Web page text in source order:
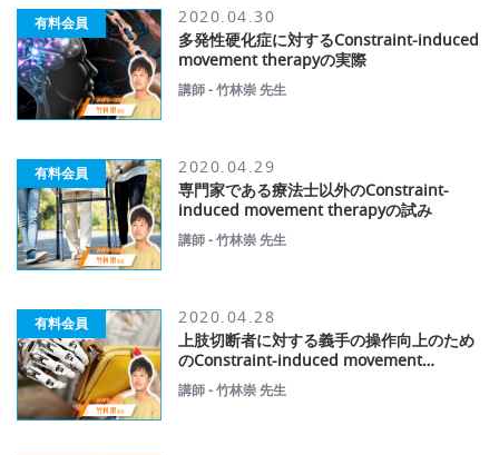
有料会員
2020.04.30
多発性硬化症に対するConstraint-induced
movement therapyの実際
講師 - 竹林崇 先生
有料会員
2020.04.29
専門家である療法士以外のConstraint-
induced movement therapyの試み
講師 - 竹林崇 先生
有料会員
2020.04.28
上肢切断者に対する義手の操作向上のため
のConstraint-induced movement
therapy
講師 - 竹林崇 先生